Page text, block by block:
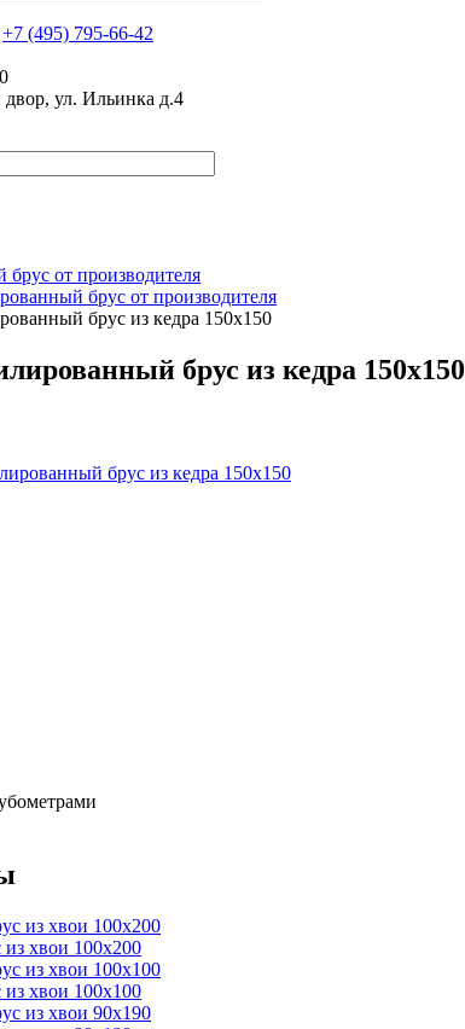
+7 (495) 795-66-42
ул. Ильинка д.4
от производителя
брус от производителя
брус из кедра 150x150
брус из кедра 150x150
хвои 100x200
хвои 100x100